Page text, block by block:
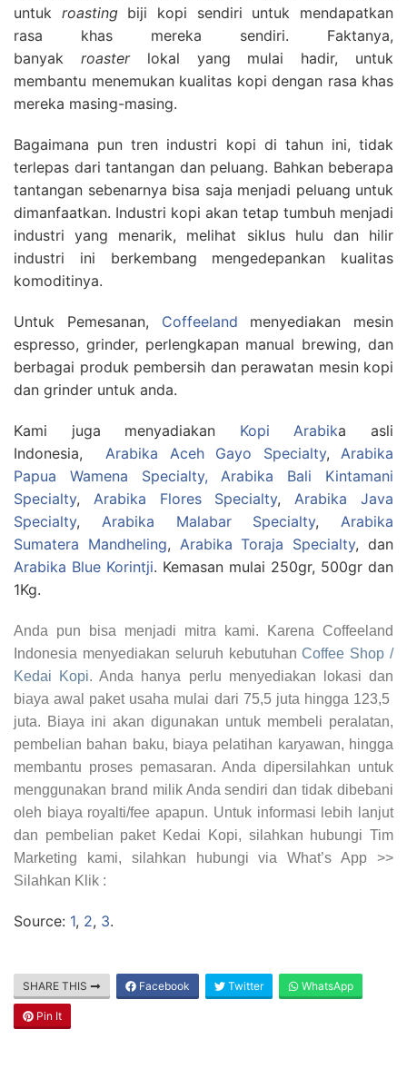
untuk roastingbiji kopi sendiri untuk mendapatkan
rasa khas mereka sendiri. Faktanya,
banyak roasterlokal yang mulai hadir, untuk
membantu menemukan kualitas kopi dengan rasa khas
mereka masing-masing.
Bagaimana pun tren industri kopi di tahun ini, tidak
terlepas dari tantangan dan peluang. Bahkan beberapa
tantangan sebenarnya bisa saja menjadi peluang untuk
dimanfaatkan. Industri kopi akan tetap tumbuh menjadi
industri yang menarik, melihat siklus hulu dan hilir
industri ini berkembang mengedepankan kualitas
komoditinya.
Untuk Pemesanan, Coffeeland menyediakan mesin
espresso, grinder, perlengkapan manual brewing, dan
berbagai produk pembersih dan perawatan mesin kopi
dan grinder untuk anda.
Kami juga menyadiakan Kopi Arabika asli
Indonesia,
Arabika Aceh Gayo Specialty, Arabika
Papua Wamena Specialty,
Arabika Bali Kintamani
Specialty, Arabika Flores Specialty, Arabika Java
Specialty, Arabika Malabar Specialty, Arabika
Sumatera Mandheling, Arabika Toraja Specialty, dan
Arabika Blue Korintji. Kemasan mulai 250gr, 500gr dan
1Kg.
Anda pun bisa menjadi mitra kami. Karena Coffeeland
Indonesia menyediakan seluruh kebutuhanCoffee Shop /
Kedai Kopi. Anda hanya perlu menyediakan lokasi dan
biaya awal paket usaha mulai dari 75,5 juta hingga 123,5
juta. Biaya ini akan digunakan untuk membeli peralatan,
pembelian bahan baku, biaya pelatihan karyawan, hingga
membantu proses pemasaran. Anda dipersilahkan untuk
menggunakan brand milik Anda sendiri dan tidak dibebani
oleh biaya royalti/fee apapun. Untuk informasi lebih lanjut
dan pembelian paket Kedai Kopi, silahkan hubungi Tim
Marketing kami, silahkan hubungi via What’s App >>
Silahkan Klik :
Source: 1, 2, 3.
SHARE THIS Facebook Twitter WhatsApp
Pin It